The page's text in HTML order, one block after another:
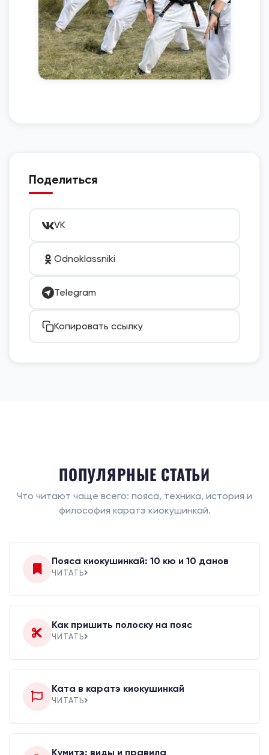
Поделиться
VK
Odnoklassniki
Telegram
Копировать ссылку
ПОПУЛЯРНЫЕ СТАТЬИ
Что читают чаще всего: пояса, техника, история и
философия каратэ киокушинкай.
Пояса киокушинкай: 10 кю и 10 данов
ЧИТАТЬ
Как пришить полоску на пояс
ЧИТАТЬ
Ката в каратэ киокушинкай
ЧИТАТЬ
Кумитэ: виды и правила